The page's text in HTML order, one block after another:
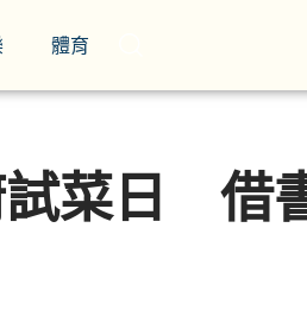
體育
試菜日 借